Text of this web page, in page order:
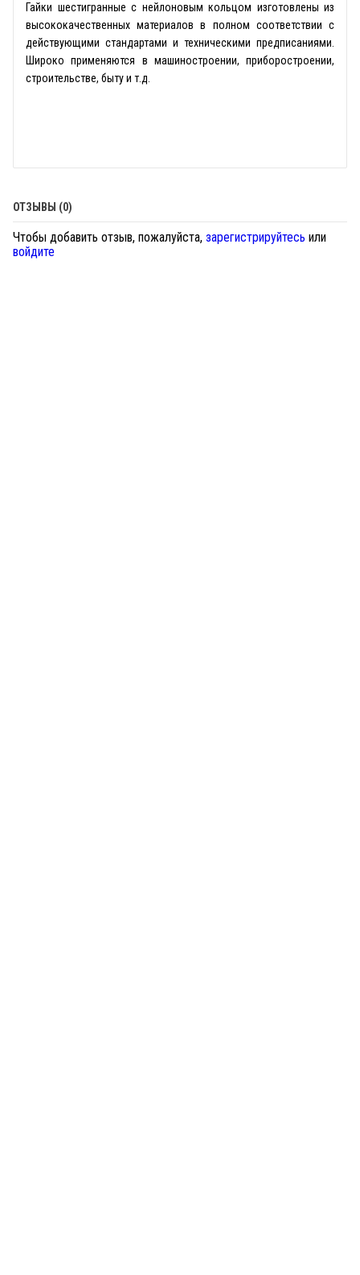
Гайки шестигранные с нейлоновым кольцом изготовлены из
высококачественных материалов в полном соответствии с
действующими стандартами и техническими предписаниями.
Широко применяются в машиностроении, приборостроении,
строительстве, быту и т.д.
ОТЗЫВЫ (0)
Чтобы добавить отзыв, пожалуйста, зарегистрируйтесь или
войдите